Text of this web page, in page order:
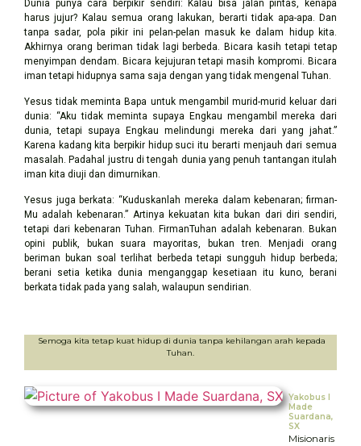
Dunia punya cara berpikir sendiri: Kalau bisa jalan pintas, kenapa
harus jujur? Kalau semua orang lakukan, berarti tidak apa-apa. Dan
tanpa sadar, pola pikir ini pelan-pelan masuk ke dalam hidup kita.
Akhirnya orang beriman tidak lagi berbeda. Bicara kasih tetapi tetap
menyimpan dendam. Bicara kejujuran tetapi masih kompromi. Bicara
iman tetapi hidupnya sama saja dengan yang tidak mengenal Tuhan.
Yesus tidak meminta Bapa untuk mengambil murid-murid keluar dari
dunia: “Aku tidak meminta supaya Engkau mengambil mereka dari
dunia, tetapi supaya Engkau melindungi mereka dari yang jahat.”
Karena kadang kita berpikir hidup suci itu berarti menjauh dari semua
masalah. Padahal justru di tengah dunia yang penuh tantangan itulah
iman kita diuji dan dimurnikan.
Yesus juga berkata: “Kuduskanlah mereka dalam kebenaran; firman-
Mu adalah kebenaran.” Artinya kekuatan kita bukan dari diri sendiri,
tetapi dari kebenaran Tuhan. FirmanTuhan adalah kebenaran. Bukan
opini publik, bukan suara mayoritas, bukan tren. Menjadi orang
beriman bukan soal terlihat berbeda tetapi sungguh hidup berbeda;
berani setia ketika dunia menganggap kesetiaan itu kuno, berani
berkata tidak pada yang salah, walaupun sendirian.
Semoga kita tetap kuat hidup di dunia tanpa kehilangan arah kepada
Tuhan.
Yakobus I
Made
Suardana,
SX
Misionaris